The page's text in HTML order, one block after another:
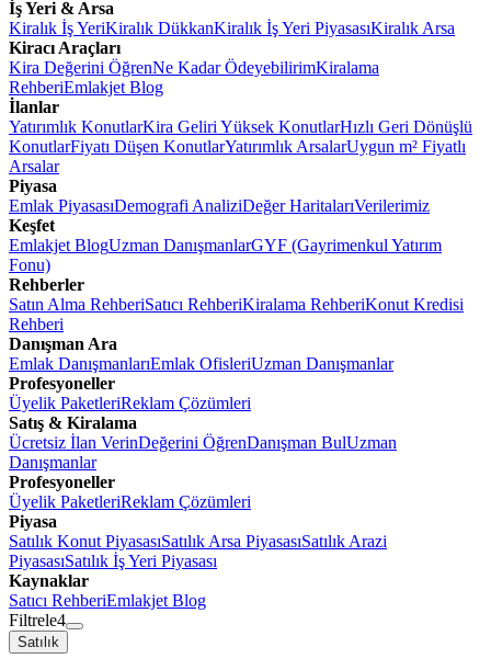
İş Yeri & Arsa
Kiralık İş YeriKiralık DükkanKiralık İş Yeri PiyasasıKiralık Arsa
Kiracı Araçları
Kira Değerini ÖğrenNe Kadar ÖdeyebilirimKiralama
RehberiEmlakjet Blog
İlanlar
Yatırımlık KonutlarKira Geliri Yüksek KonutlarHızlı Geri Dönüşlü
KonutlarFiyatı Düşen KonutlarYatırımlık ArsalarUygun m² Fiyatlı
Arsalar
Piyasa
Emlak PiyasasıDemografi AnaliziDeğer HaritalarıVerilerimiz
Keşfet
Emlakjet BlogUzman DanışmanlarGYF (Gayrimenkul Yatırım
Fonu)
Rehberler
Satın Alma RehberiSatıcı RehberiKiralama RehberiKonut Kredisi
Rehberi
Danışman Ara
Emlak DanışmanlarıEmlak OfisleriUzman Danışmanlar
Profesyoneller
Üyelik PaketleriReklam Çözümleri
Satış & Kiralama
Ücretsiz İlan VerinDeğerini ÖğrenDanışman BulUzman
Danışmanlar
Profesyoneller
Üyelik PaketleriReklam Çözümleri
Piyasa
Satılık Konut PiyasasıSatılık Arsa PiyasasıSatılık Arazi
PiyasasıSatılık İş Yeri Piyasası
Kaynaklar
Satıcı RehberiEmlakjet Blog
Filtrele4
Satılık